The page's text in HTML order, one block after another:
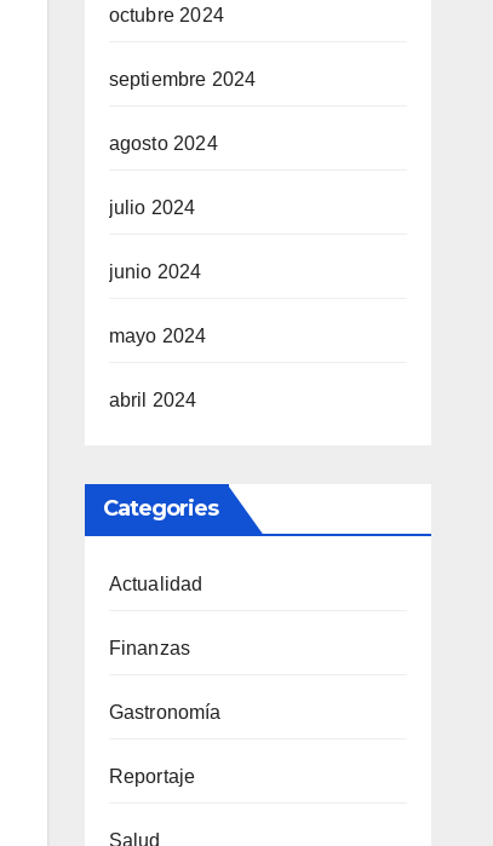
octubre 2024
septiembre 2024
agosto 2024
julio 2024
junio 2024
mayo 2024
abril 2024
Categories
Actualidad
Finanzas
Gastronomía
Reportaje
Salud